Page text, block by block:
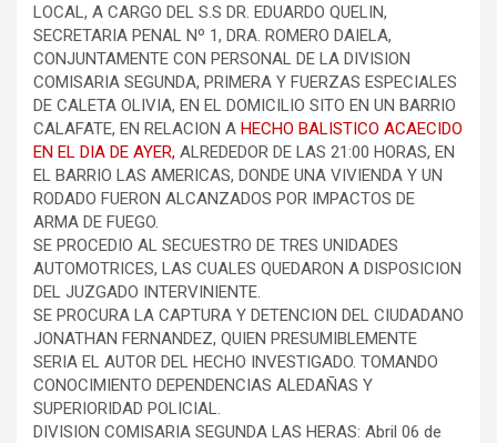
LOCAL, A CARGO DEL S.S DR. EDUARDO QUELIN,
SECRETARIA PENAL Nº 1, DRA. ROMERO DAIELA,
CONJUNTAMENTE CON PERSONAL DE LA DIVISION
COMISARIA SEGUNDA, PRIMERA Y FUERZAS ESPECIALES
DE CALETA OLIVIA, EN EL DOMICILIO SITO EN UN BARRIO
CALAFATE, EN RELACION A HECHO BALISTICO ACAECIDO
EN EL DIA DE AYER, ALREDEDOR DE LAS 21:00 HORAS, EN
EL BARRIO LAS AMERICAS, DONDE UNA VIVIENDA Y UN
RODADO FUERON ALCANZADOS POR IMPACTOS DE
ARMA DE FUEGO.
SE PROCEDIO AL SECUESTRO DE TRES UNIDADES
AUTOMOTRICES, LAS CUALES QUEDARON A DISPOSICION
DEL JUZGADO INTERVINIENTE.
SE PROCURA LA CAPTURA Y DETENCION DEL CIUDADANO
JONATHAN FERNANDEZ, QUIEN PRESUMIBLEMENTE
SERIA EL AUTOR DEL HECHO INVESTIGADO. TOMANDO
CONOCIMIENTO DEPENDENCIAS ALEDAÑAS Y
SUPERIORIDAD POLICIAL.
DIVISION COMISARIA SEGUNDA LAS HERAS: Abril 06 de